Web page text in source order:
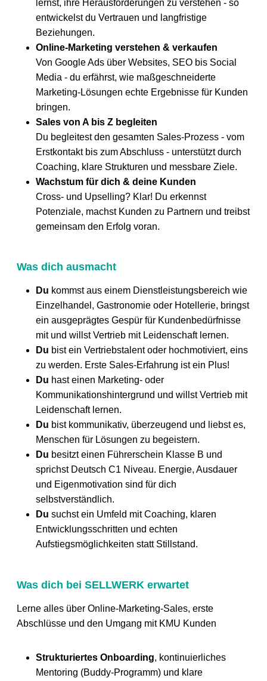
lernst, ihre Herausforderungen zu verstehen - so
entwickelst du Vertrauen und langfristige
Beziehungen.
Online-Marketing verstehen & verkaufen
Von Google Ads über Websites, SEO bis Social
Media - du erfährst, wie maßgeschneiderte
Marketing-Lösungen echte Ergebnisse für Kunden
bringen.
Sales von A bis Z begleiten
Du begleitest den gesamten Sales-Prozess - vom
Erstkontakt bis zum Abschluss - unterstützt durch
Coaching, klare Strukturen und messbare Ziele.
Wachstum für dich & deine Kunden
Cross- und Upselling? Klar! Du erkennst
Potenziale, machst Kunden zu Partnern und treibst
gemeinsam den Erfolg voran.
Was dich ausmacht
Du kommst aus einem Dienstleistungsbereich wie
Einzelhandel, Gastronomie oder Hotellerie, bringst
ein ausgeprägtes Gespür für Kundenbedürfnisse
mit und willst Vertrieb mit Leidenschaft lernen.
Du bist ein Vertriebstalent oder hochmotiviert, eins
zu werden. Erste Sales-Erfahrung ist ein Plus!
Du hast einen Marketing- oder
Kommunikationshintergrund und willst Vertrieb mit
Leidenschaft lernen.
Du bist kommunikativ, überzeugend und liebst es,
Menschen für Lösungen zu begeistern.
Du besitzt einen Führerschein Klasse B und
sprichst Deutsch C1 Niveau. Energie, Ausdauer
und Eigenmotivation sind für dich
selbstverständlich.
Dusuchst ein Umfeld mit Coaching, klaren
Entwicklungsschritten und echten
Aufstiegsmöglichkeiten statt Stillstand.
Was dich bei SELLWERK erwartet
Lerne alles über Online-Marketing-Sales, erste
Abschlüsse und den Umgang mit KMU Kunden
Strukturiertes Onboarding, kontinuierliches
Mentoring (Buddy-Programm) und klare